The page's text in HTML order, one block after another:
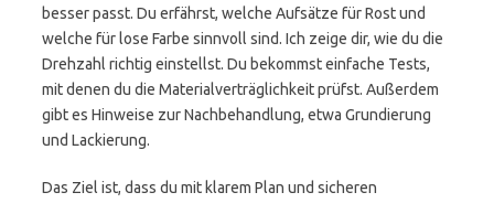
besser passt. Du erfährst, welche Aufsätze für Rost und
welche für lose Farbe sinnvoll sind. Ich zeige dir, wie du die
Drehzahl richtig einstellst. Du bekommst einfache Tests,
mit denen du die Materialverträglichkeit prüfst. Außerdem
gibt es Hinweise zur Nachbehandlung, etwa Grundierung
und Lackierung.
Das Ziel ist, dass du mit klarem Plan und sicheren